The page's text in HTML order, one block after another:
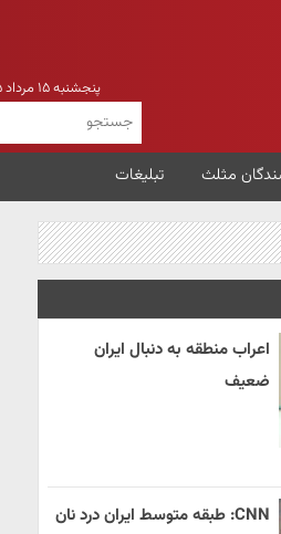
پنجشنبه ۱۵ مرداد ۱۴۰۵
مثلث تبلیغات
اعراب منطقه به دنبال ایران
ضعیف
CNN: طبقه متوسط ایران درد نان